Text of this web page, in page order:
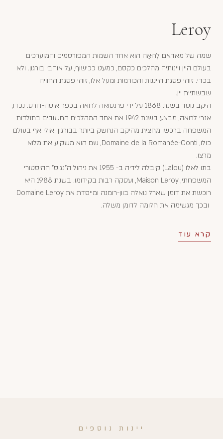
Leroy
שמה של מאדאם לֶרוּאָה הוא אחד השמות המפורסמים והמוערכים
בעולם היין ויינותיה מהלכים כקסם, כמעט ככישוף, על אוהבי בורגון. ולא
בכדי. זוהי פסגת הייננות והכורמות ומעל אלו, זוהי פסגת החוויה
שבשתיית יין.
היקב נוסד בשנת 1868 על ידי פרנסואה לרואה בכפר אוסה-דורס. נכדו,
אנרי לרואה, מבצע בשנת 1942 את אחד המהלכים החשובים בתולדות
המשפחה ברכשו מחצית מהיקב הנחשק ביותר בבורגון ואולי אף בעולם
כולו, Domaine de la Romanée-Conti, שם הוא משקיע את מלוא
מרצו.
בתו לאלו (Lalou) קיבלה לידיה ב- 1955 את ניהול ה"נגוס" ההיסטורי
המשפחתי, Maison Leroy, ועסקה רבות בקידומו. בשנת 1988 היא
רוכשת את דומן שארל נואלה בוון-רומנה ומייסדת את Domaine Leroy
ובכך מגשימה את חלומה לדומן משלה.
קרא עוד
יינות נוספים